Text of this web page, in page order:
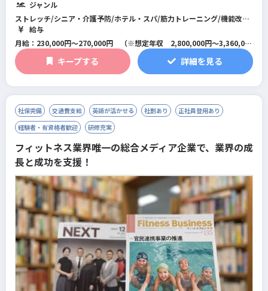
ジャンル
ストレッチ/シニア・介護予防/ホテル・スパ/筋力トレーニング/機能改善
系/マネジメント･店舗運営/フィットネス全般/スイミング/パーソナルジ
ム/総合型フィットネスクラブ
給与
月給：230,000円～270,000円 （※想定年収 2,800,000円～3,360,000
円）
※研修期間は1ヶ月～最大3ヶ月で条件に変更はありません。
キープする 詳細を見る
社保完備 交通費支給 英語が活かせる 社割あり
正社員登用あり
経験者・有資格者歓迎
研修充実
フィットネス業界唯一の総合メディア企業で、業界の成
長と成功を支援！